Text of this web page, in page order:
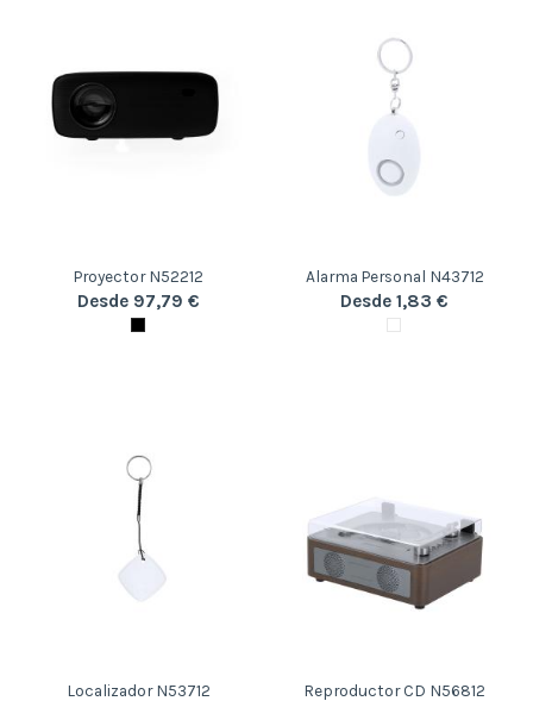
Proyector N52212
Desde 97,79 €
Alarma Personal N43712
Desde 1,83 €
Localizador N53712 Reproductor CD N56812